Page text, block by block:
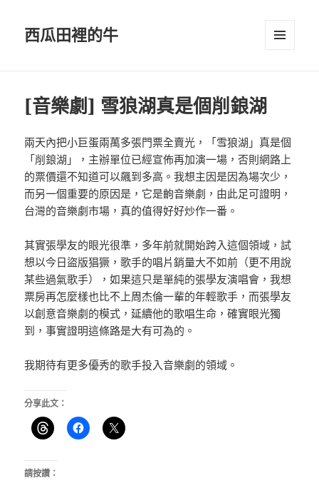
西瓜田裡的牛
[音樂劇] 雪狼湖真是個削鋃湖
兩天內把小巨蛋兩萬多張門票全賣光，「雪狼湖」真是個
「削鋃湖」，主辦單位已經宣佈再加演一場，否則網路上
的票價還不知道可以飆到多高。我想主因是因為場次少，
而另一個重要的原因是，它是齣音樂劇，由此足可證明，
台灣的音樂劇市場，真的值得好好炒作一番。
其實張學友的眼光很準，多年前就開始跨入這個領域，試
想以今日盜版猖獗，歌手的唱片銷量大不如前（更不用說
某些過氣歌手），如果這只是單純的張學友演唱會，我想
票房再怎麼樣也比不上周杰倫一輩的年輕歌手，而張學友
以創意音樂劇的模式，延續他的歌唱生命，確實眼光獨
到，事實證明這條路是大有可為的。
我期待有更多優秀的歌手投入音樂劇的領域。
分享此文：
請按讚：